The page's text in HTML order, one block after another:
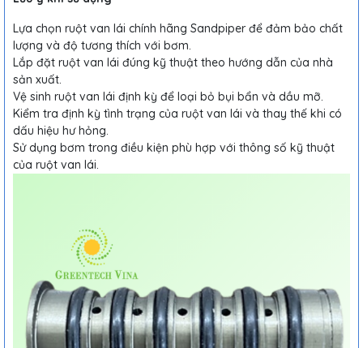
Lựa chọn ruột van lái chính hãng Sandpiper để đảm bảo chất
lượng và độ tương thích với bơm.
Lắp đặt ruột van lái đúng kỹ thuật theo hướng dẫn của nhà
sản xuất.
Vệ sinh ruột van lái định kỳ để loại bỏ bụi bẩn và dầu mỡ.
Kiểm tra định kỳ tình trạng của ruột van lái và thay thế khi có
dấu hiệu hư hỏng.
Sử dụng bơm trong điều kiện phù hợp với thông số kỹ thuật
của ruột van lái.